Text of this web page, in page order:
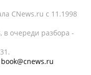
CNews.ru c 11.1998
очереди разбора -
book@cnews.ru